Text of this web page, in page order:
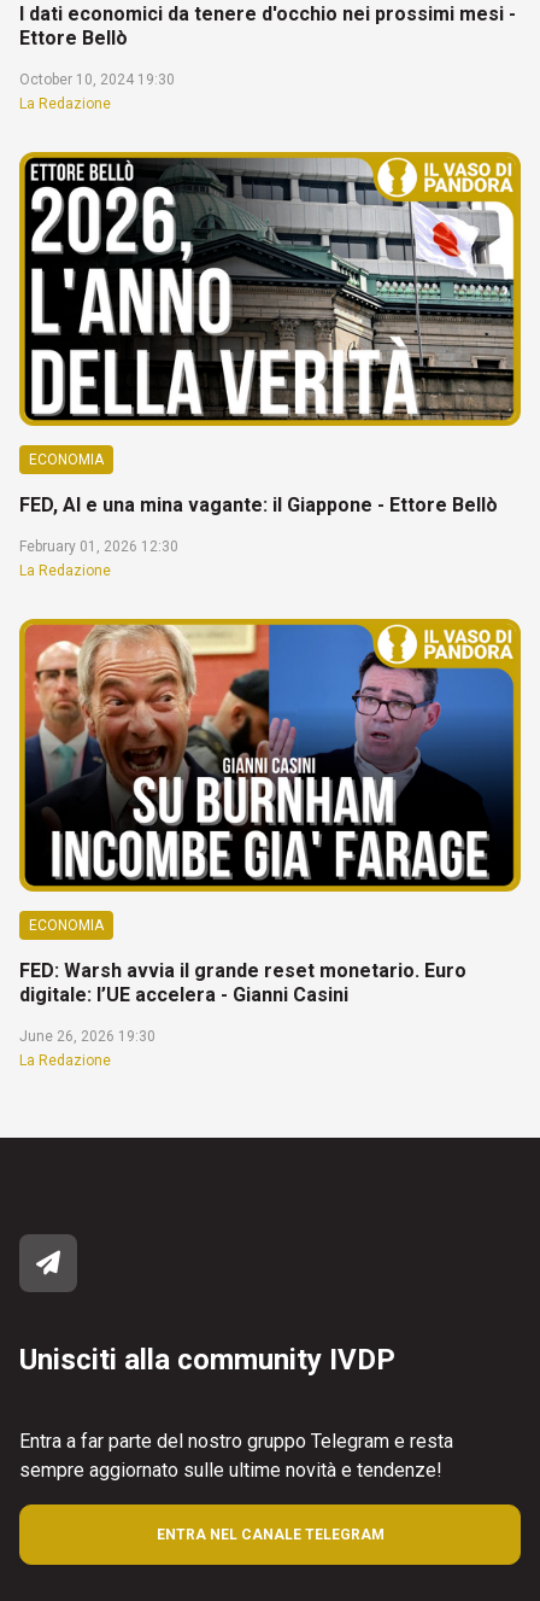
I dati economici da tenere d'occhio nei prossimi mesi -
Ettore Bellò
October 10, 2024 19:30
La Redazione
ECONOMIA
FED, AI e una mina vagante: il Giappone - Ettore Bellò
February 01, 2026 12:30
La Redazione
ECONOMIA
FED: Warsh avvia il grande reset monetario. Euro
digitale: l’UE accelera - Gianni Casini
June 26, 2026 19:30
La Redazione
Unisciti alla community IVDP
Entra a far parte del nostro gruppo Telegram e resta
sempre aggiornato sulle ultime novità e tendenze!
ENTRA NEL CANALE TELEGRAM